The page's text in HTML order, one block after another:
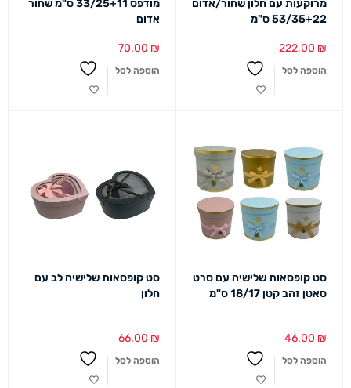
מרוקעות עם חלון שחור/אדום
53/35+22 ס"מ
222.00 ₪
הוספה לסל
מודפס 33/25+11 ס"מ שחור
אדום
70.00 ₪
הוספה לסל
סט קופסאות שלישיה עם סרט
סאטן זהב קטן 18/17 ס"מ
46.00 ₪
הוספה לסל
סט קופסאות שלישיה לב עם
חלון
66.00 ₪
הוספה לסל